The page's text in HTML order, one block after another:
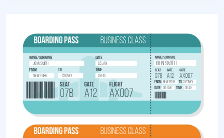
Gidiş-Dönüş Bileti
Yolcunun başlangıç noktasından varış merkezine gitmesini ve varış
Grup Bileti
Ulaştırma işletmelerinde belirli bir sayının üzerinde yolcu grubu için
İç Hat Yolcu Bileti